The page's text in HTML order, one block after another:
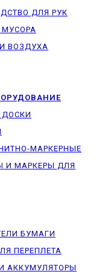
ДЛЯ РУК
ВОЗДУХА
МАРКЕРНЫЕ
И МАРКЕРЫ ДЛЯ
БУМАГИ
ПЕРЕПЛЕТА
АККУМУЛЯТОРЫ